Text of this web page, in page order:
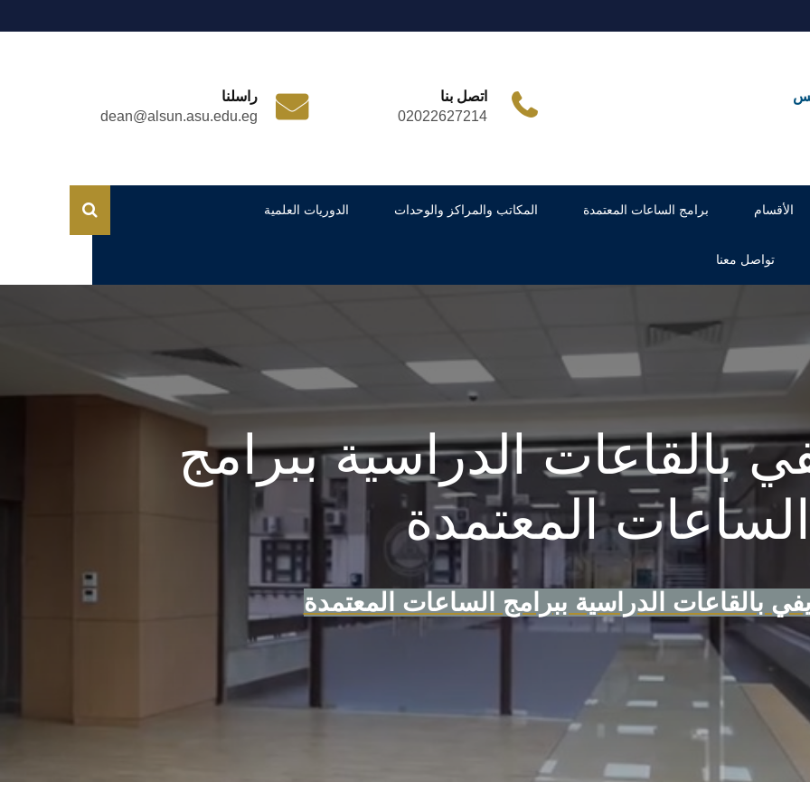
اتصل بنا
02022627214
راسلنا
dean@alsun.asu.edu.eg
الأقسام برامج الساعات المعتمدة المكاتب والمراكز والوحدات الدوريات العلمية
تواصل معنا
تعريفي بالقاعات الدراسية
الساعات المعتمدة
فيـديو تعريفي بالقاعات الدراسية ببرامج الساعات المعتمدة